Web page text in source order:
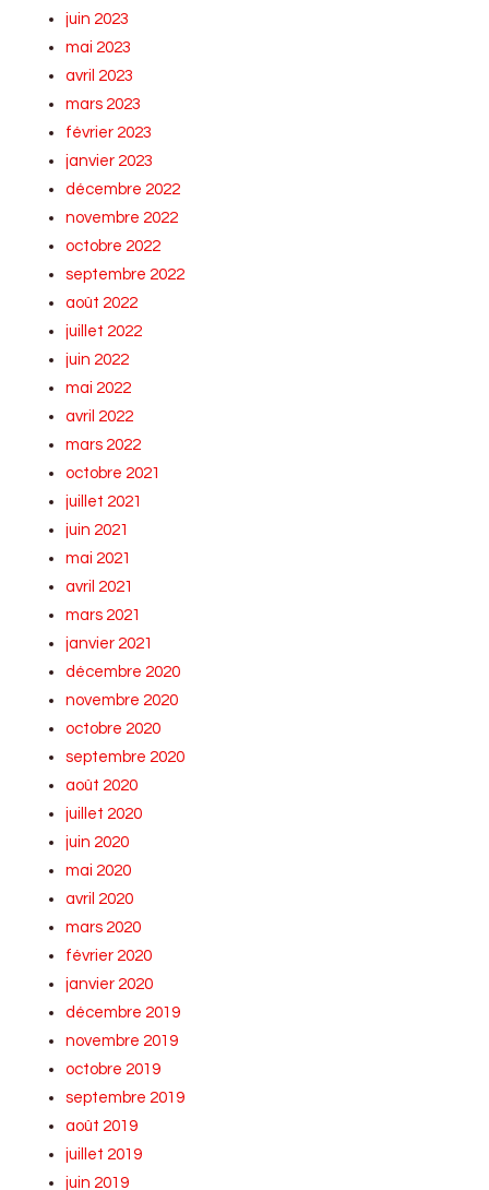
juin 2023
mai 2023
avril 2023
mars 2023
février 2023
janvier 2023
décembre 2022
novembre 2022
octobre 2022
septembre 2022
août 2022
juillet 2022
juin 2022
mai 2022
avril 2022
mars 2022
octobre 2021
juillet 2021
juin 2021
mai 2021
avril 2021
mars 2021
janvier 2021
décembre 2020
novembre 2020
octobre 2020
septembre 2020
août 2020
juillet 2020
juin 2020
mai 2020
avril 2020
mars 2020
février 2020
janvier 2020
décembre 2019
novembre 2019
octobre 2019
septembre 2019
août 2019
juillet 2019
juin 2019